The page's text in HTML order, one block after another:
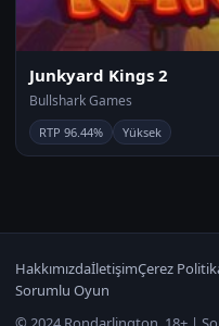
Junkyard Kings 2
Bullshark Games
RTP 96.44% Yüksek
HakkımızdaİletişimÇerez
Sorumlu Oyun